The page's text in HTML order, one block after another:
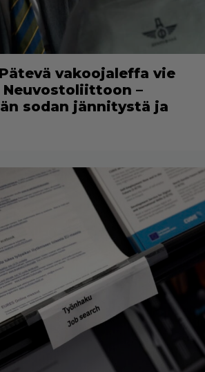
vakoojaleffa vie
–
sodan jännitystä ja